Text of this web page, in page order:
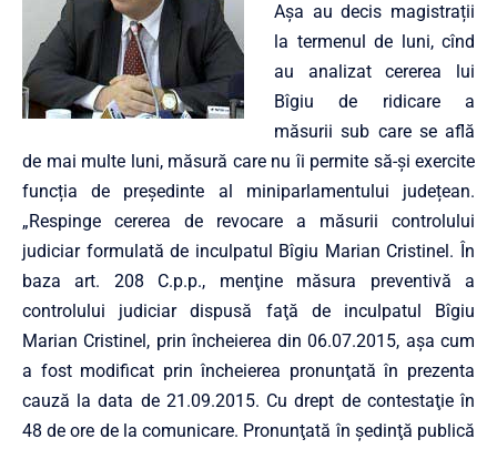
Așa au decis magistrații
la termenul de luni, cînd
au analizat cererea lui
Bîgiu de ridicare a
măsurii sub care se află
de mai multe luni, măsură care nu îi permite să-și exercite
funcția de președinte al miniparlamentului județean.
„Respinge cererea de revocare a măsurii controlului
judiciar formulată de inculpatul Bîgiu Marian Cristinel. În
baza art. 208 C.p.p., menţine măsura preventivă a
controlului judiciar dispusă faţă de inculpatul Bîgiu
Marian Cristinel, prin încheierea din 06.07.2015, aşa cum
a fost modificat prin încheierea pronunţată în prezenta
cauză la data de 21.09.2015. Cu drept de contestaţie în
48 de ore de la comunicare. Pronunţată în şedinţă publică